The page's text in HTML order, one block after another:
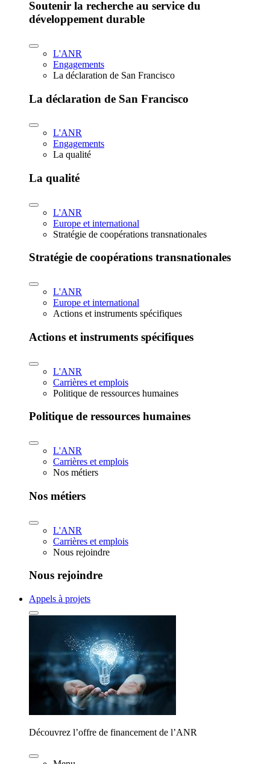
Soutenir la recherche au service du
développement durable
L'ANR
Engagements
La déclaration de San Francisco
La déclaration de San Francisco
L'ANR
Engagements
La qualité
La qualité
L'ANR
Europe et international
Stratégie de coopérations transnationales
Stratégie de coopérations transnationales
L'ANR
Europe et international
Actions et instruments spécifiques
Actions et instruments spécifiques
L'ANR
Carrières et emplois
Politique de ressources humaines
Politique de ressources humaines
L'ANR
Carrières et emplois
Nos métiers
Nos métiers
L'ANR
Carrières et emplois
Nous rejoindre
Nous rejoindre
Appels à projets
Découvrez l’offre de financement de l’ANR